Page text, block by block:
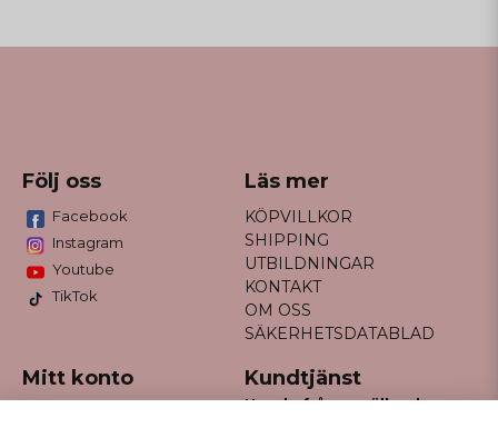
Följ oss
Facebook
Instagram
Youtube
TikTok
Läs mer
KÖPVILLKOR
SHIPPING
UTBILDNINGAR
KONTAKT
OM OSS
SÄKERHETSDATABLAD
Mitt konto Kundtjänst
Har du frågor gällande